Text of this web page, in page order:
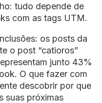
tudo depende de
com as tags UTM.
os posts da
o post “catioros”
junto 43%
O que fazer com
descobrir por que
suas próximas